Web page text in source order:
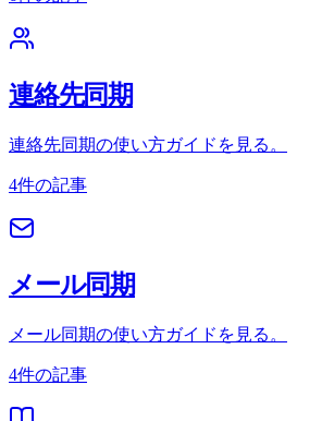
連絡先同期
連絡先同期の使い方ガイドを見る。
4件の記事
メール同期
メール同期の使い方ガイドを見る。
4件の記事